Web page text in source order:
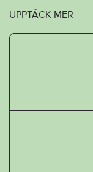
UPPTÄCK MER